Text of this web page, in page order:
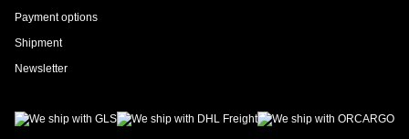
Payment options
Shipment
Newsletter